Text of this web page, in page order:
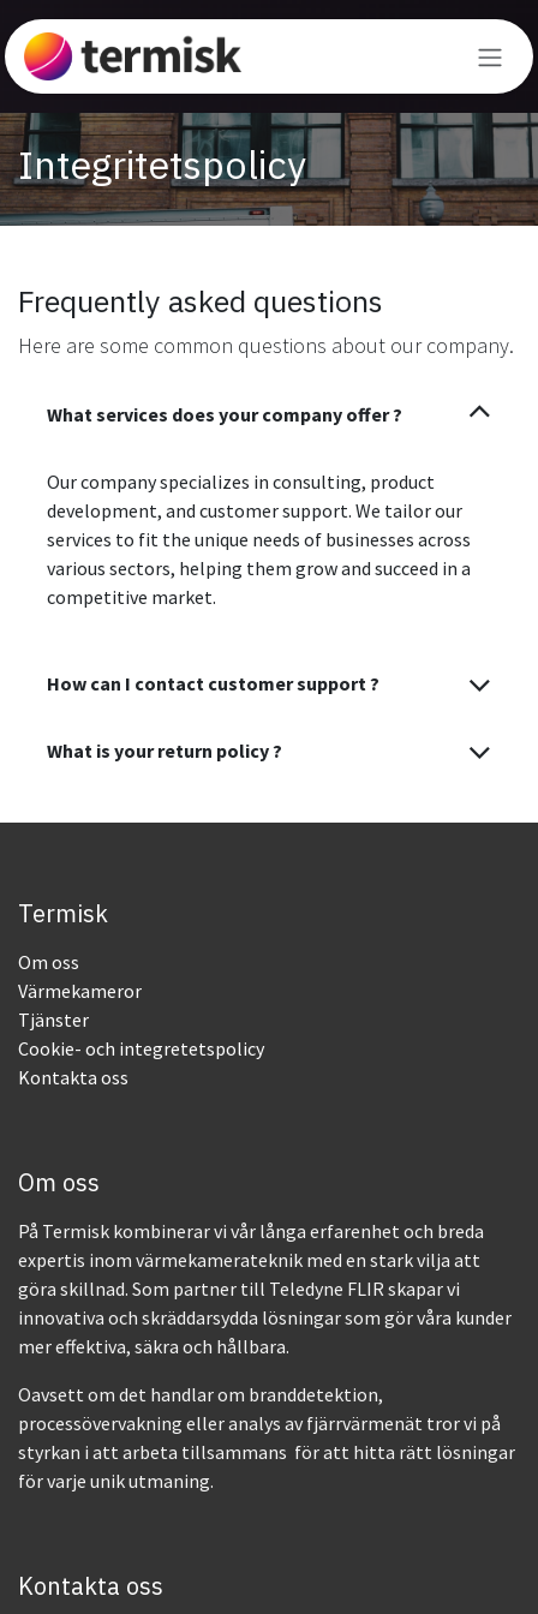
Hoppa till innehåll
Integritetspolicy
Frequently asked questions
Here are some common questions about our company.
What services does your company offer ?
Our company specializes in consulting, product
development, and customer support. We tailor our
services to fit the unique needs of businesses across
various sectors, helping them grow and succeed in a
competitive market.
How can I contact customer support ?
What is your return policy ?
Termisk
Om oss
Värmekameror
Tjänster
Cookie- och integretetspolicy
Kontakta oss
Om oss
På Termisk kombinerar vi vår långa erfarenhet och breda
expertis inom värmekamerateknik med en stark vilja att
göra skillnad. Som partner till Teledyne FLIR skapar vi
innovativa och skräddarsydda lösningar som gör våra kunder
mer effektiva, säkra och hållbara.
Oavsett om det handlar om branddetektion,
processövervakning eller analys av fjärrvärmenät tror vi på
styrkan i att arbeta tillsammans för att hitta rätt lösningar
för varje unik utmaning.
Kontakta oss